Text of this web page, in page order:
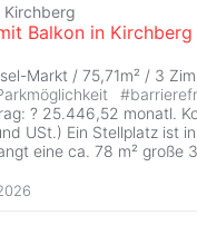
Kirchberg
Balkon in Kirchberg
Markt / 75,71m² / 3
#
? 25.446,52 monatl.
USt.) Ein Stellplatz ist
eine ca. 78 m² große